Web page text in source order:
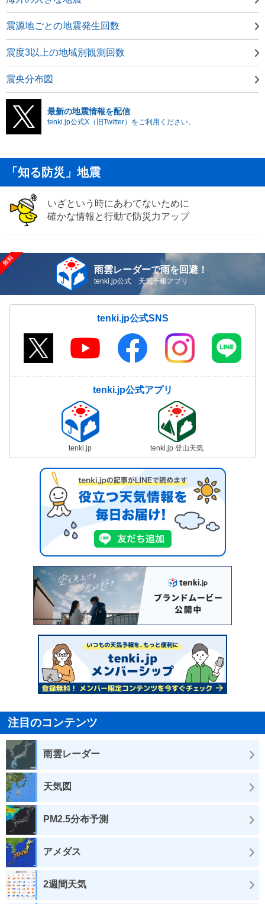
震源地ごとの地震発生回数
震度3以上の地域別観測回数
震央分布図
最新の地震情報を配信
tenki.jp公式X（旧Twitter）をご利用ください。
「知る防災」地震
いざという時にあわてないために
確かな情報と行動で防災力アップ
雨雲レーダーで雨を回避！
tenki.jp公式 天気予報アプリ
tenki.jp公式SNS
tenki.jp公式アプリ
tenki.jp tenki.jp 登山天気
注目のコンテンツ
雨雲レーダー
天気図
PM2.5分布予測
アメダス
2週間天気